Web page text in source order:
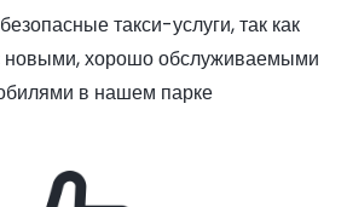
такси-услуги, так как
новыми, хорошо обслуживаемыми
в нашем парке